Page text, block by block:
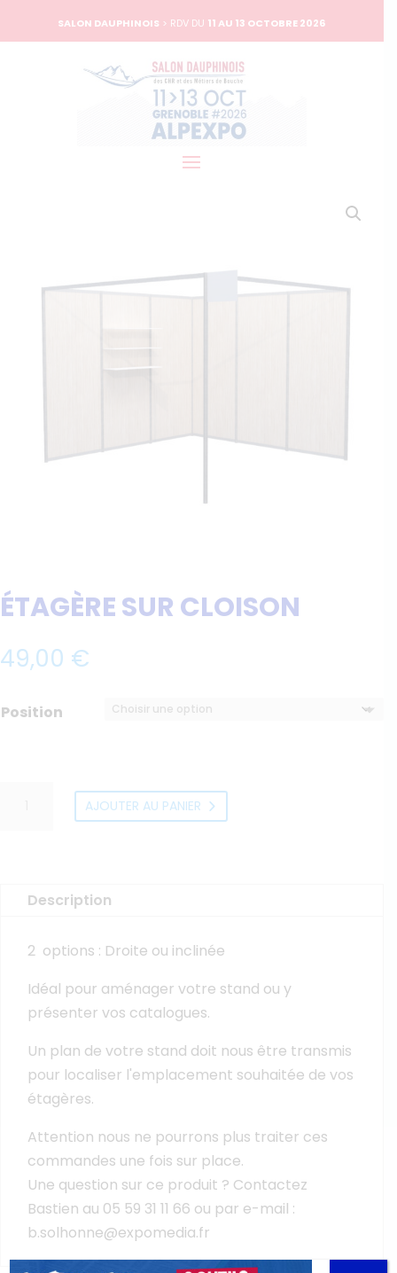
SALON DAUPHINOIS > RDV DU 11 AU 13 OCTOBRE 2026
ÉTAGÈRE SUR CLOISON
49,00 €
Position
AJOUTER AU PANIER
Description
2 options : Droite ou inclinée
Idéal pour aménager votre stand ou y
présenter vos catalogues.
Un plan de votre stand doit nous être transmis
pour localiser l'emplacement souhaitée de vos
étagères.
Attention nous ne pourrons plus traiter ces
commandes une fois sur place.
Une question sur ce produit ? Contactez
Bastien au 05 59 31 11 66 ou par e-mail :
b.solhonne@expomedia.fr